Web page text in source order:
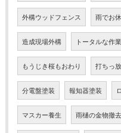
外構ウッドフェンス 雨でお
造成現場外構 トータルな作業
もうじき桜もおわり 打ちっ
分電盤塗装 報知器塗装
マスカー養生 雨樋の金物撤去